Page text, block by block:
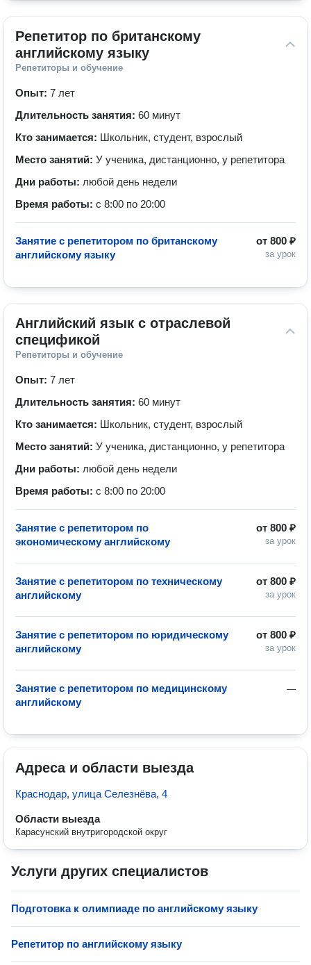
Репетитор по британскому
английскому языку
Репетиторы и обучение
Опыт: 7 лет
Длительность занятия: 60 минут
Кто занимается: Школьник, студент, взрослый
Место занятий: У ученика, дистанционно, у репетитора
Дни работы: любой день недели
Время работы: с 8:00 по 20:00
от 800 ₽
за урок
Занятие с репетитором по британскому
английскому языку
Английский язык с отраслевой
спецификой
Репетиторы и обучение
Опыт: 7 лет
Длительность занятия: 60 минут
Кто занимается: Школьник, студент, взрослый
Место занятий: У ученика, дистанционно, у репетитора
Дни работы: любой день недели
Время работы: с 8:00 по 20:00
от 800 ₽
за урок
Занятие с репетитором по
экономическому английскому
от 800 ₽
за урок
Занятие с репетитором по техническому
английскому
от 800 ₽
за урок
Занятие с репетитором по юридическому
английскому
—
Занятие с репетитором по медицинскому
английскому
Адреса и области выезда
Краснодар, улица Селезнёва, 4
Области выезда
Карасунский внутригородской округ
Услуги других специалистов
Подготовка к олимпиаде по английскому языку
Репетитор по английскому языку